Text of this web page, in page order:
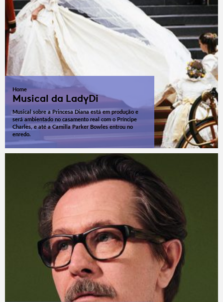
Home
Musical da LadyDi
Musical sobre a Princesa Diana está em produção e
será ambientado no casamento real com o Príncipe
Charles, e até a Camilla Parker Bowles entrou no
enredo.